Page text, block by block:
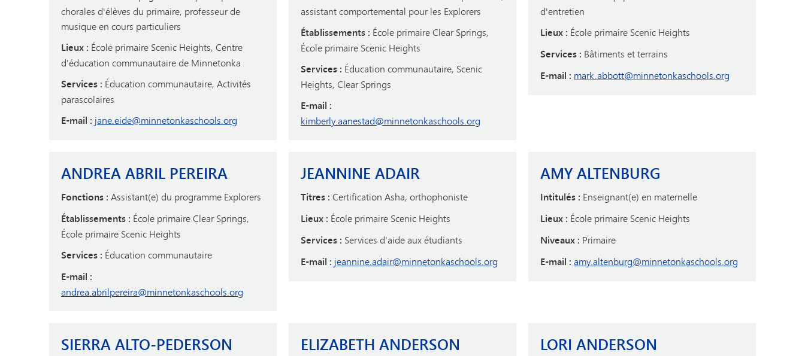
chorales d'élèves du primaire, professeur de
musique en cours particuliers
Lieux : École primaire Scenic Heights, Centre
d'éducation communautaire de Minnetonka
Services : Éducation communautaire, Activités
parascolaires
E-mail : jane.eide@minnetonkaschools.org
assistant comportemental pour les Explorers
Établissements : École primaire Clear Springs,
École primaire Scenic Heights
Services : Éducation communautaire, Scenic
Heights, Clear Springs
E-mail :
kimberly.aanestad@minnetonkaschools.org
d'entretien
Lieux : École primaire Scenic Heights
Services : Bâtiments et terrains
E-mail : mark.abbott@minnetonkaschools.org
ANDREA ABRIL PEREIRA
Fonctions : Assistant(e) du programme Explorers
Établissements : École primaire Clear Springs,
École primaire Scenic Heights
Services : Éducation communautaire
E-mail :
andrea.abrilpereira@minnetonkaschools.org
JEANNINE ADAIR
Titres : Certification Asha, orthophoniste
Lieux : École primaire Scenic Heights
Services : Services d'aide aux étudiants
E-mail : jeannine.adair@minnetonkaschools.org
AMY ALTENBURG
Intitulés : Enseignant(e) en maternelle
Lieux : École primaire Scenic Heights
Niveaux : Primaire
E-mail : amy.altenburg@minnetonkaschools.org
SIERRA ALTO-PEDERSON ELIZABETH ANDERSON LORI ANDERSON